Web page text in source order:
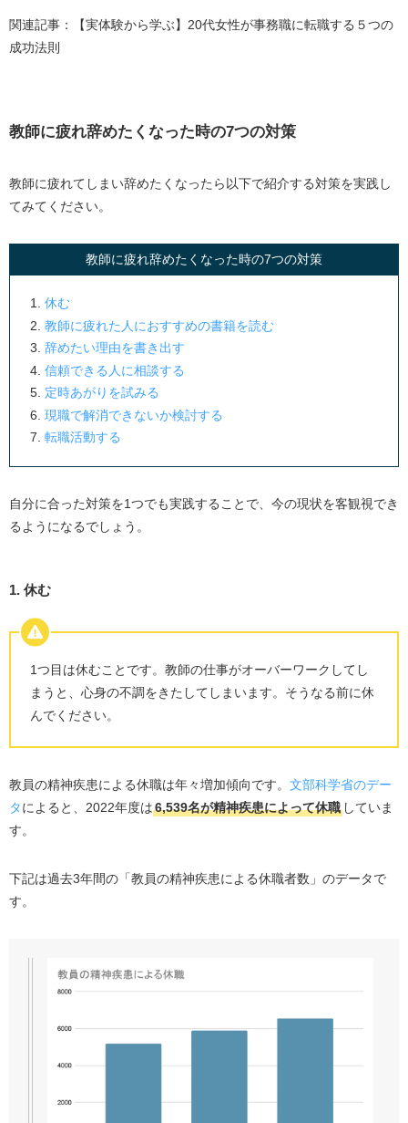
関連記事：【実体験から学ぶ】20代女性が事務職に転職する５つの
成功法則
教師に疲れ辞めたくなった時の7つの対策
教師に疲れてしまい辞めたくなったら以下で紹介する対策を実践し
てみてください。
教師に疲れ辞めたくなった時の7つの対策
休む
教師に疲れた人におすすめの書籍を読む
辞めたい理由を書き出す
信頼できる人に相談する
定時あがりを試みる
現職で解消できないか検討する
転職活動する
自分に合った対策を1つでも実践することで、今の現状を客観視でき
るようになるでしょう。
1. 休む
1つ目は休むことです。教師の仕事がオーバーワークしてし
まうと、心身の不調をきたしてしまいます。そうなる前に休
んでください。
教員の精神疾患による休職は年々増加傾向です。 文部科学省のデー
タによると、2022年度は6,539名が精神疾患によって休職していま
す。
下記は過去3年間の「教員の精神疾患による休職者数」のデータで
す。